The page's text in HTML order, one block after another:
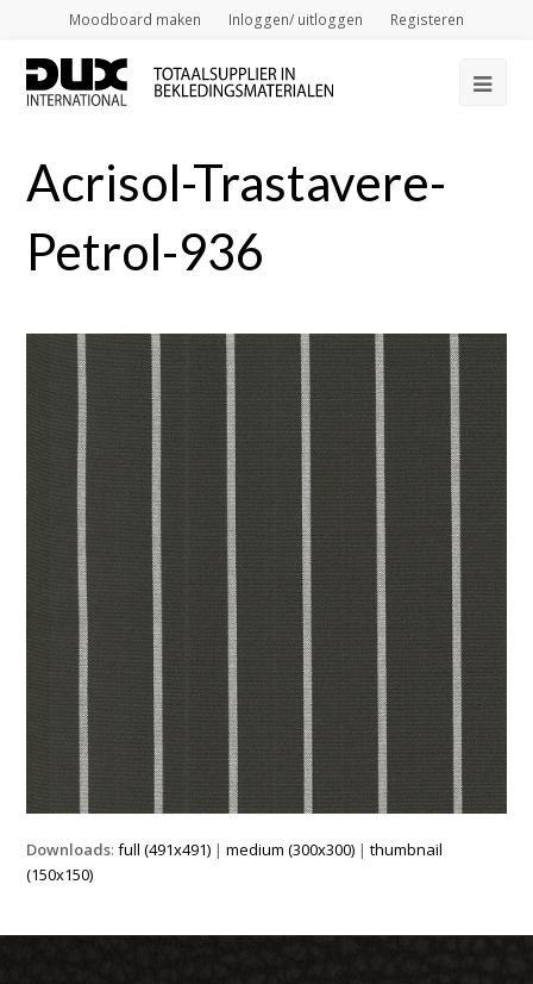
Moodboard maken Inloggen/ uitloggen Registeren
Acrisol-Trastavere-
Petrol-936
Downloads:full (491x491) |medium (300x300) |thumbnail
(150x150)